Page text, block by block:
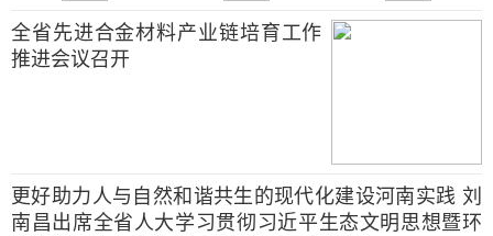
全省先进合金材料产业链培育工作
推进会议召开
更好助力人与自然和谐共生的现代化建设河南实践 刘
南昌出席全省人大学习贯彻习近平生态文明思想暨环